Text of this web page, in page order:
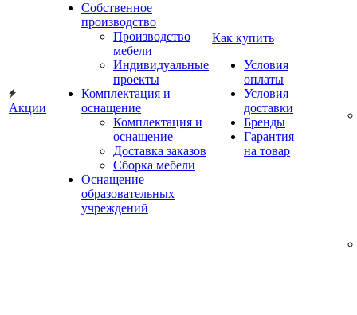
Акции
Собственное
производство
Производство
мебели
Индивидуальные
проекты
Комплектация и
оснащение
Комплектация и
оснащение
Доставка заказов
Сборка мебели
Оснащение
образовательных
учреждений
Как купить
Условия
оплаты
Условия
доставки
Бренды
Гарантия
на товар